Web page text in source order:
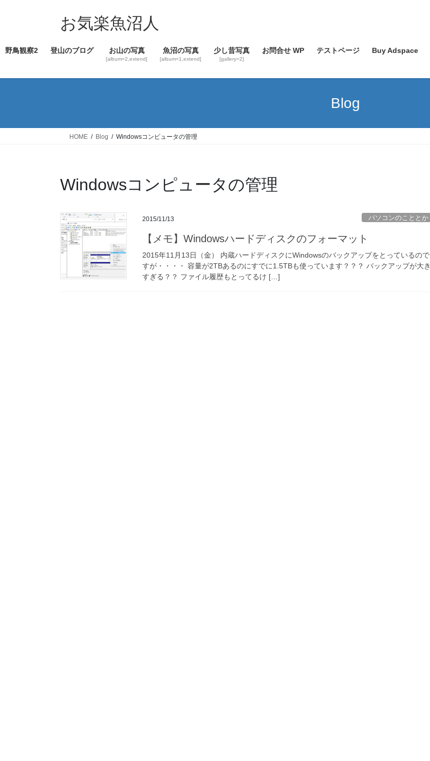
ツ
ス
シ
ン
お気楽魚沼人
野鳥観察2 登山のブログ お山の写真
[album=2,extend]
魚沼の写真
[album=1,extend]
少し昔写真
[gallery=2]
お問合せ WP テストページ Buy Adspace
Blog
HOME Blog Windowsコンピュータの管理
Windowsコンピュータの管理
2015/11/13 パソコンのこととか
【メモ】Windowsハードディスクのフォーマット
2015年11月13日（金） 内蔵ハードディスクにWindowsのバックアップをとっているので
すが・・・・ 容量が2TBあるのにすでに1.5TBも使っています？？？ バックアップが大き
すぎる？？ ファイル履歴もとってるけ […]